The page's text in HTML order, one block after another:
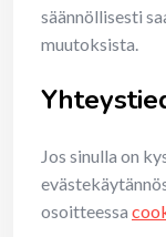
säännöllisesti
muutoksista.
Jos sinulla on
osoitteessa